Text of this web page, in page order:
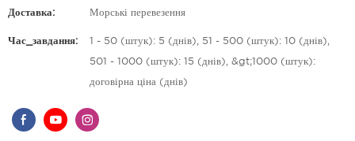
Доставка: Морські перевезення
Час_завдання: 1 - 50 (штук): 5 (днів), 51 - 500 (штук): 10 (днів),
501 - 1000 (штук): 15 (днів), &gt;1000 (штук):
договірна ціна (днів)